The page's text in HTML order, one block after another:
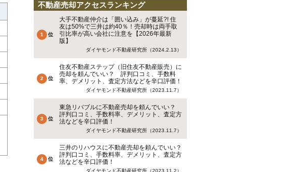
不動産売却アクセスランキング
大手不動産仲介は「囲い込み」が蔓延?! 住
友は50%で三井は約40％！売却時は両手取
引比率が高い会社に注意を【2026年最新
版】
ダイヤモンド不動産研究所（2024.2.13）
住友不動産ステップ（旧住友不動産販売）に
売却を頼んでいい？ 評判口コミ、手数料
率、デメリット、査定方法などを辛口評価！
ダイヤモンド不動産研究所（2023.11.7）
東急リバブルに不動産売却を頼んでいい？
評判口コミ、手数料率、デメリット、査定方
法などを辛口評価！
ダイヤモンド不動産研究所（2023.11.7）
三井のリハウスに不動産売却を頼んでいい？
評判口コミ、手数料率、デメリット、査定方
法などを辛口評価！
ダイヤモンド不動産研究所（2023.11.2）